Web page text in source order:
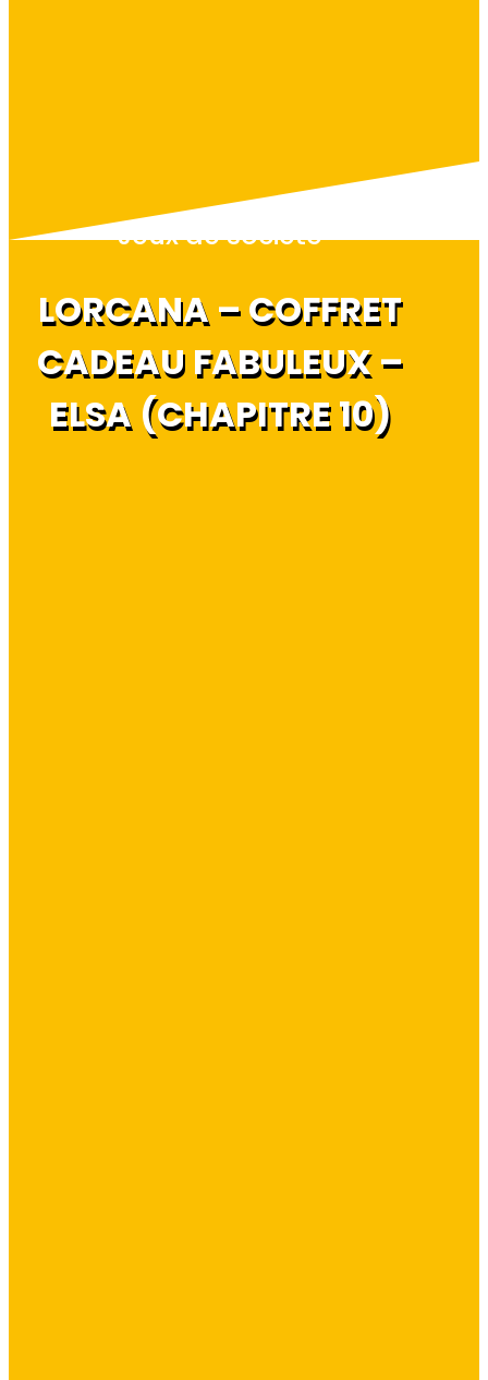
Jeux de société
LORCANA – COFFRET
CADEAU FABULEUX –
ELSA (CHAPITRE 10)